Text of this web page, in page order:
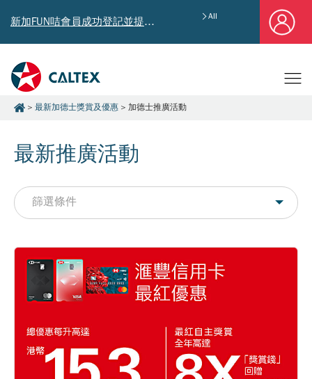
新加FUN咭會員成功登記並提供郵寄地址，即享獨家迎新汽油優惠券禮總值HK$4,640! All
最新加德士獎賞及優惠 加德士推廣活動
最新推廣活動
篩選條件